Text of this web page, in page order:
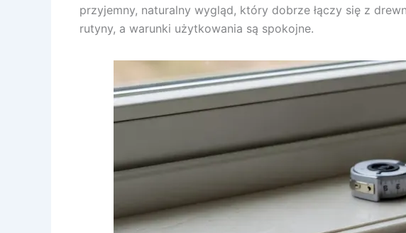
przyjemny, naturalny wygląd, który dobrze łączy się z
rutyny, a warunki użytkowania są spokojne.